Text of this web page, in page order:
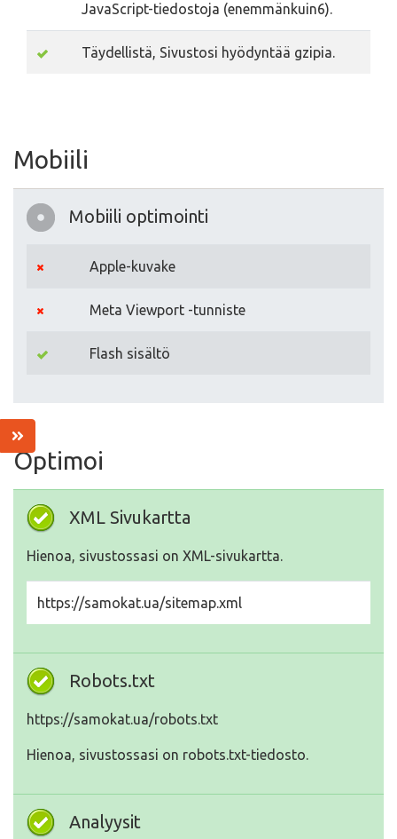
JavaScript-tiedostoja (enemmänkuin6).
Täydellistä, Sivustosi hyödyntää gzipia.
Mobiili
Mobiili optimointi
Apple-kuvake
Meta Viewport -tunniste
Flash sisältö
Optimoi
XML Sivukartta
Hienoa, sivustossasi on XML-sivukartta.
https://samokat.ua/sitemap.xml
Robots.txt
https://samokat.ua/robots.txt
Hienoa, sivustossasi on robots.txt-tiedosto.
Analyysit